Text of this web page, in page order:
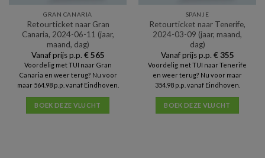
GRAN CANARIA
Retourticket naar Gran
Canaria, 2024-06-11 (jaar,
maand, dag)
Vanaf prijs p.p. €565
Voordelig met TUI naar Gran
Canaria en weer terug? Nu voor
maar 564.98 p.p. vanaf Eindhoven.
BOEK DEZE VLUCHT
SPANJE
Retourticket naar Tenerife,
2024-03-09 (jaar, maand,
dag)
Vanaf prijs p.p. €355
Voordelig met TUI naar Tenerife
en weer terug? Nu voor maar
354.98 p.p. vanaf Eindhoven.
BOEK DEZE VLUCHT